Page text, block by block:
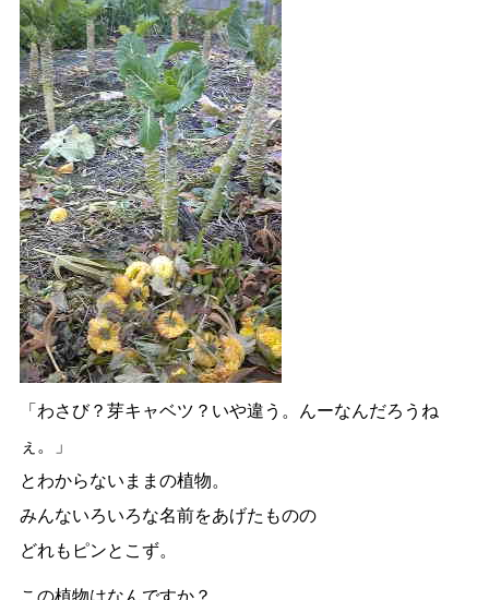
「わさび？芽キャベツ？いや違う。んーなんだろうね
ぇ。」
とわからないままの植物。
みんないろいろな名前をあげたものの
どれもピンとこず。
この植物はなんですか？